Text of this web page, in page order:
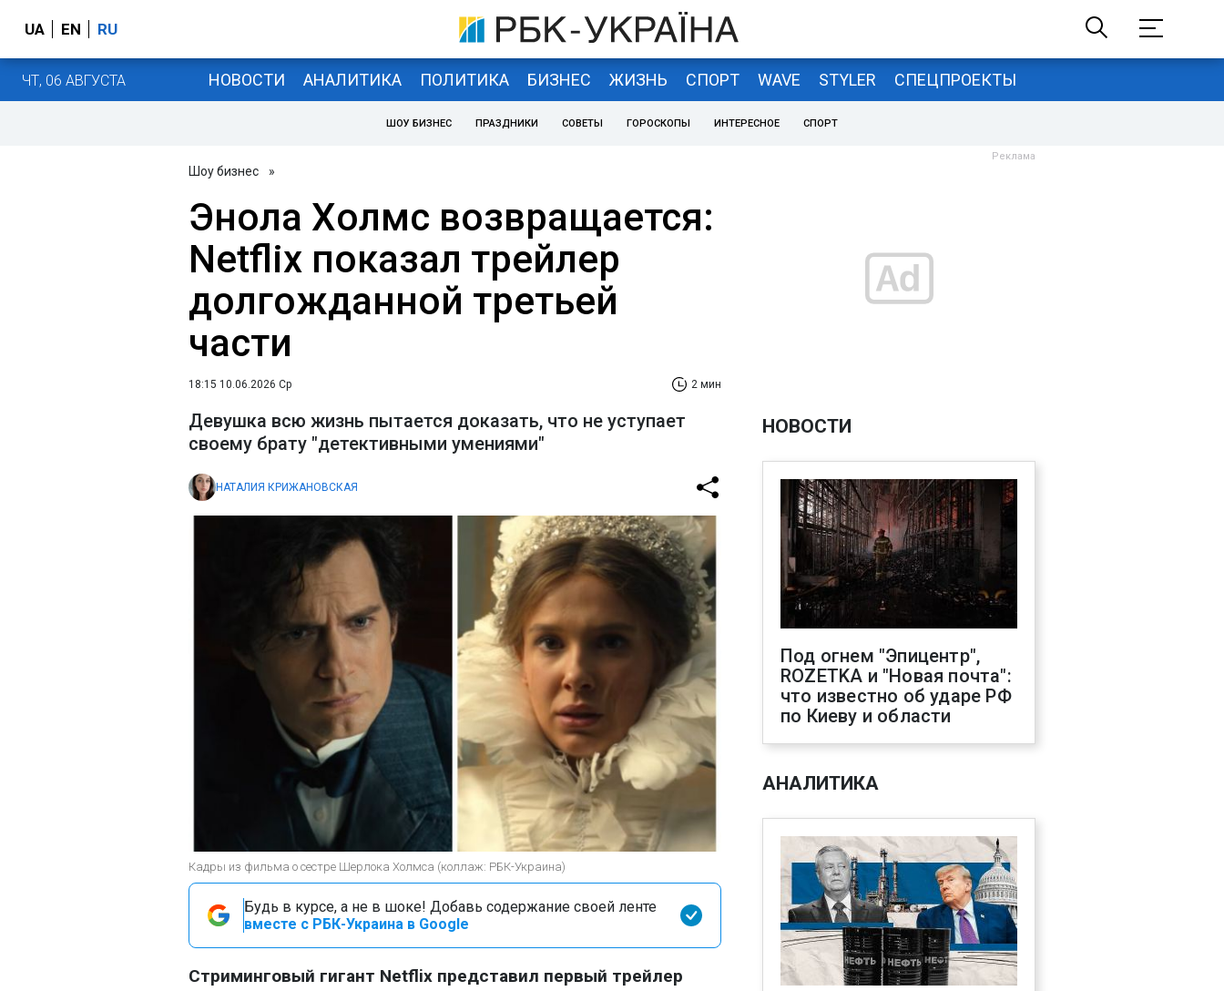
UA EN RU
ЧТ, 06 АВГУСТА НОВОСТИ АНАЛИТИКА ПОЛИТИКА БИЗНЕС ЖИЗНЬ СПОРТ WAVE STYLER СПЕЦПРОЕКТЫ
ШОУ БИЗНЕС ПРАЗДНИКИ СОВЕТЫ ГОРОСКОПЫ ИНТЕРЕСНОЕ СПОРТ
Шоу бизнес »
Энола Холмс возвращается:
Netflix показал трейлер
долгожданной третьей
части
18:15 10.06.2026 Ср 2 мин
Девушка всю жизнь пытается доказать, что не уступает
своему брату "детективными умениями"
НАТАЛИЯ КРИЖАНОВСКАЯ
Кадры из фильма о сестре Шерлока Холмса (коллаж: РБК-Украина)
Будь в курсе, а не в шоке! Добавь содержание своей ленте
вместе с РБК-Украина в Google
Стриминговый гигант Netflix представил первый трейлер
НОВОСТИ
Под огнем "Эпицентр",
ROZETKA и "Новая почта":
что известно об ударе РФ
по Киеву и области
АНАЛИТИКА